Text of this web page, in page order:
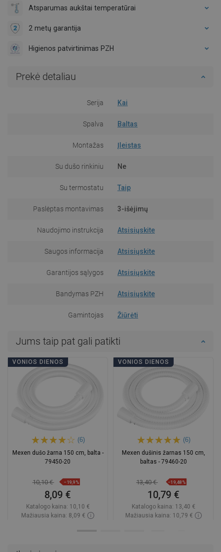
Atsparumas aukštai temperatūrai
2 metų garantija
Higienos patvirtinimas PZH
Prekė detaliau
Serija Kai
Spalva Baltas
Montažas Įleistas
Su dušo rinkiniu Ne
Su termostatu Taip
Paslėptas montavimas 3-išėjimų
Naudojimo instrukcija Atsisiųskite
Saugos informacija Atsisiųskite
Garantijos sąlygos Atsisiųskite
Bandymas PZH Atsisiųskite
Gamintojas Žiūrėti
Jums taip pat gali patikti
VONIOS DIENOS
(6)
Mexen dušo žarna 150 cm, balta -
79450-20
10,10 € −19,9%
8,09 €
Katalogo kaina: 10,10 €
Mažiausia kaina: 8,09 €
VONIOS DIENOS
(6)
Mexen dušinis žarnas 150 cm,
baltas - 79460-20
13,40 € −19,48%
10,79 €
Katalogo kaina: 13,40 €
Mažiausia kaina: 10,79 €